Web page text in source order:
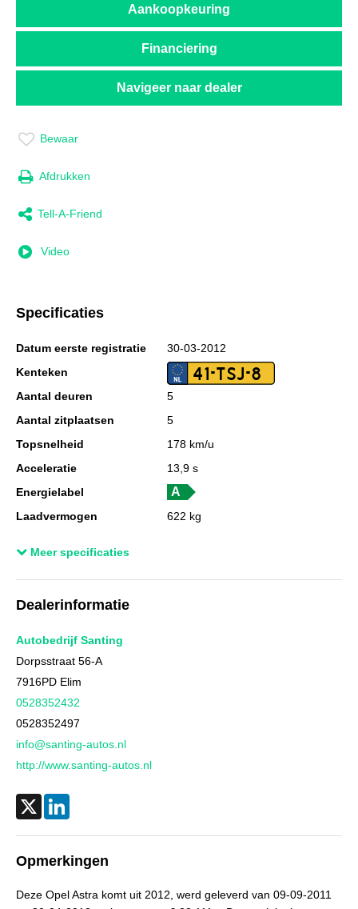
Aankoopkeuring
Financiering
Navigeer naar dealer
Bewaar
Afdrukken
Tell-A-Friend
Video
Specificaties
Datum eerste registratie
30-03-2012
Kenteken
41-TSJ-8
Aantal deuren
5
Aantal zitplaatsen
5
Topsnelheid
178 km/u
Acceleratie
13,9 s
Energielabel
Laadvermogen
622 kg
Aantal cilinders
Kleur
Motorrijtuigenbelasting
Gewicht (leeg)
Aandrijving
CO₂-emissie
124 g/km
Meer specificaties
Dealerinformatie
Autobedrijf Santing
Dorpsstraat 56-A
7916PD Elim
0528352432
0528352497
info@santing-autos.nl
http://www.santing-autos.nl
Opmerkingen
Deze Opel Astra komt uit 2012, werd geleverd van 09-09-2011